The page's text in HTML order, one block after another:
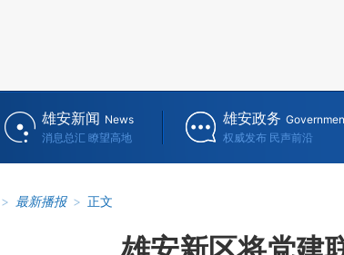
雄安新闻 News
消息总汇 瞭望高地
雄安政务
权威发布 民声前沿
> 最新播报 > 正文